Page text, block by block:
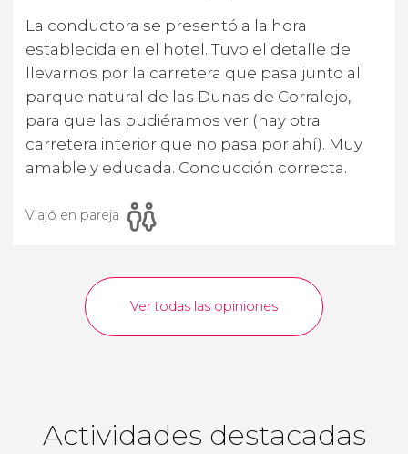
La conductora se presentó a la hora
establecida en el hotel. Tuvo el detalle de
llevarnos por la carretera que pasa junto al
parque natural de las Dunas de Corralejo,
para que las pudiéramos ver (hay otra
carretera interior que no pasa por ahí). Muy
amable y educada. Conducción correcta.
Viajó en pareja
Ver todas las opiniones
Actividades destacadas